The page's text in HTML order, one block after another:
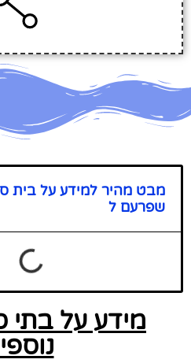
מבט מהיר למידע על בית
שפרעם ל
מידע על בתי